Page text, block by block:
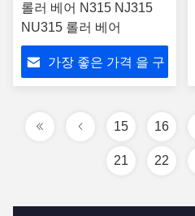
롤러 베어 N315 NJ315
NU315 롤러 베어
가장 좋은 가격 을 구
15 16
21 22